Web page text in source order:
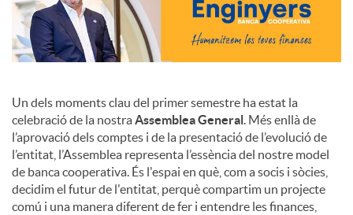
Un dels moments clau del primer semestre ha estat la
celebració de la nostra Assemblea General . Més enllà de
l’aprovació dels comptes i de la presentació de l’evolució de
l’entitat, l’Assemblea representa l’essència del nostre model
de banca cooperativa. És l'espai en què, com a socis i sòcies,
decidim el futur de l'entitat, perquè compartim un projecte
comú i una manera diferent de fer i entendre les finances,